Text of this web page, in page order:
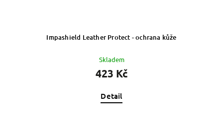
Impashield Leather Protect - ochrana kůže
Skladem
423 Kč
Detail